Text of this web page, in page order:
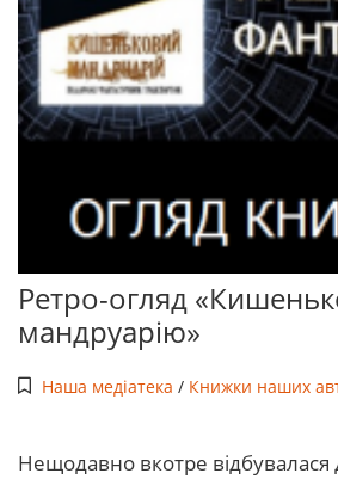
Ретро-огляд
мандруарію»
Наша медіатека / Книжки наших
Нещодавно вкотре відбувалася